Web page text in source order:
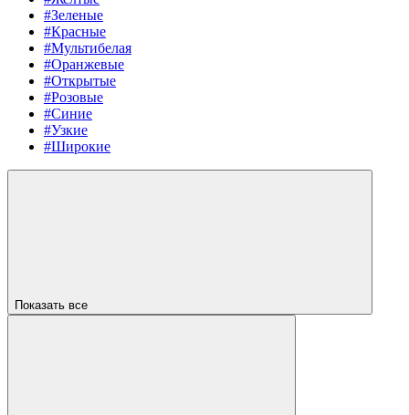
#Зеленые
#Красные
#Мультибелая
#Оранжевые
#Открытые
#Розовые
#Синие
#Узкие
#Широкие
Показать все